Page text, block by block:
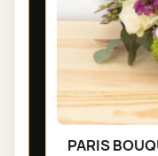
PARIS